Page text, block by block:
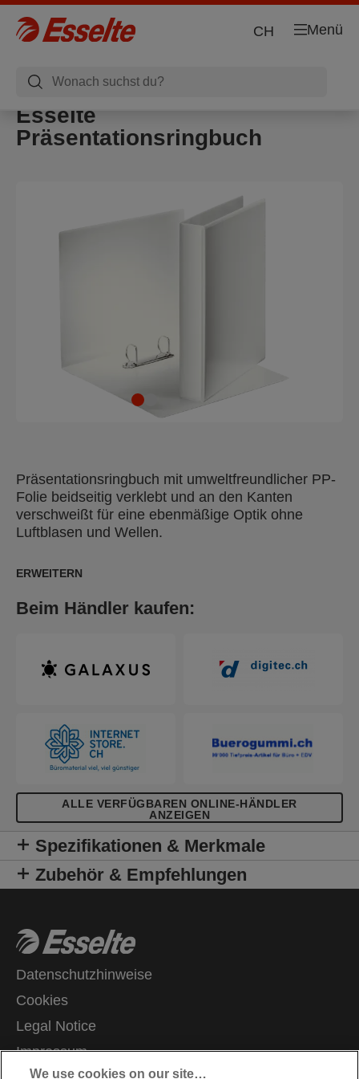
Menü
CH
Esselte
Präsentationsringbuch
Präsentationsringbuch mit umweltfreundlicher PP-
Folie beidseitig verklebt und an den Kanten
verschweißt für eine ebenmäßige Optik ohne
Luftblasen und Wellen.
ERWEITERN
Beim Händler kaufen:
ALLE VERFÜGBAREN ONLINE-HÄNDLER
ANZEIGEN
Spezifikationen & Merkmale
Zubehör & Empfehlungen
Datenschutzhinweise
Cookies
Legal Notice
Impressum
We use cookies on our site…